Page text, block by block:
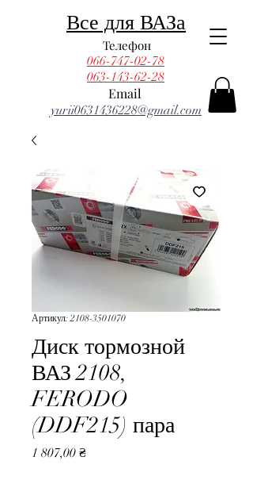
Email
Телефон
yurii0631436228@gmail.com
066-747-02-78
Все для ВАЗа
063-143-62-28
Артикул: 2108-3501070
Диск тормозной
ВАЗ 2108,
FERODO
(DDF215) пара
1 807,00 ₴Ціна